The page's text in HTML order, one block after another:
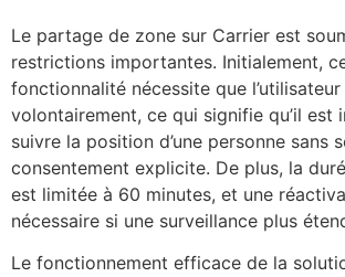
Le partage de zone sur Carrier est
restrictions importantes. Initialement,
fonctionnalité nécessite que l’utilisateur
volontairement, ce qui signifie qu’il est
suivre la position d’une personne sans
consentement explicite. De plus, la
est limitée à 60 minutes, et une
nécessaire si une surveillance plus
Le fonctionnement efficace de la